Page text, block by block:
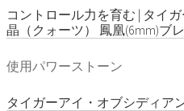
コントロール力を育む | タイ
晶（クォーツ） 鳳凰(6mm)ブ
使用パワーストーン
タイガーアイ・オブシディア